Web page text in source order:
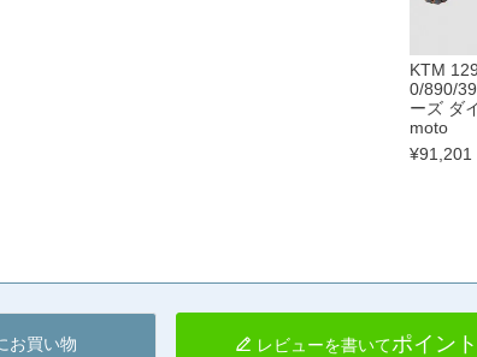
KTM
0/890/
ーズ ダ
moto
¥91,201
お買い物 レビューを書いてポイン